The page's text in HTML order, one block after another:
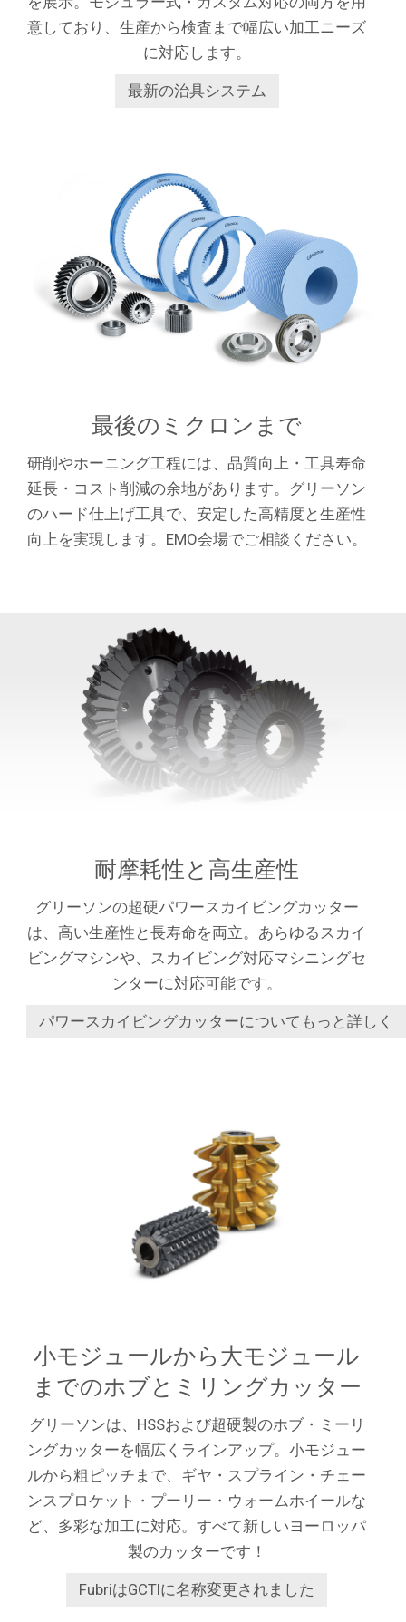
意しており、生産から検査まで幅広い加工ニーズ
に対応します。
最新の治具システム
最後のミクロンまで
研削やホーニング工程には、品質向上・工具寿命
延長・コスト削減の余地があります。グリーソン
のハード仕上げ工具で、安定した高精度と生産性
向上を実現します。EMO会場でご相談ください。
耐摩耗性と高生産性
グリーソンの超硬パワースカイビングカッター
は、高い生産性と長寿命を両立。あらゆるスカイ
ビングマシンや、スカイビング対応マシニングセ
ンターに対応可能です。
パワースカイビングカッターについてもっと詳しく
小モジュールから大モジュール
までのホブとミリングカッター
グリーソンは、HSSおよび超硬製のホブ・ミーリ
ングカッターを幅広くラインアップ。小モジュー
ルから粗ピッチまで、ギヤ・スプライン・チェー
ンスプロケット・プーリー・ウォームホイールな
ど、多彩な加工に対応。すべて新しいヨーロッパ
製のカッターです！
FubriはGCTIに名称変更されました